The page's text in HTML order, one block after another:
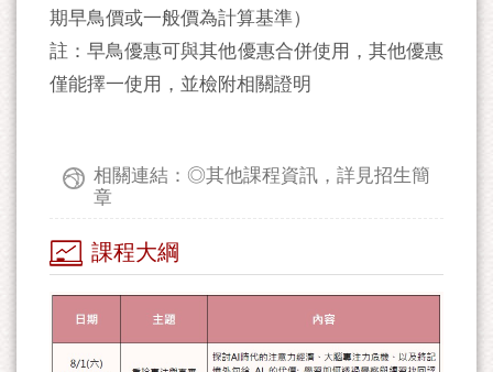
期早鳥價或一般價為計算基準）
註：早鳥優惠可與其他優惠合併使用，其他優惠
僅能擇一使用，並檢附相關證明
相關連結：◎其他課程資訊，詳見招生簡
章
課程大綱